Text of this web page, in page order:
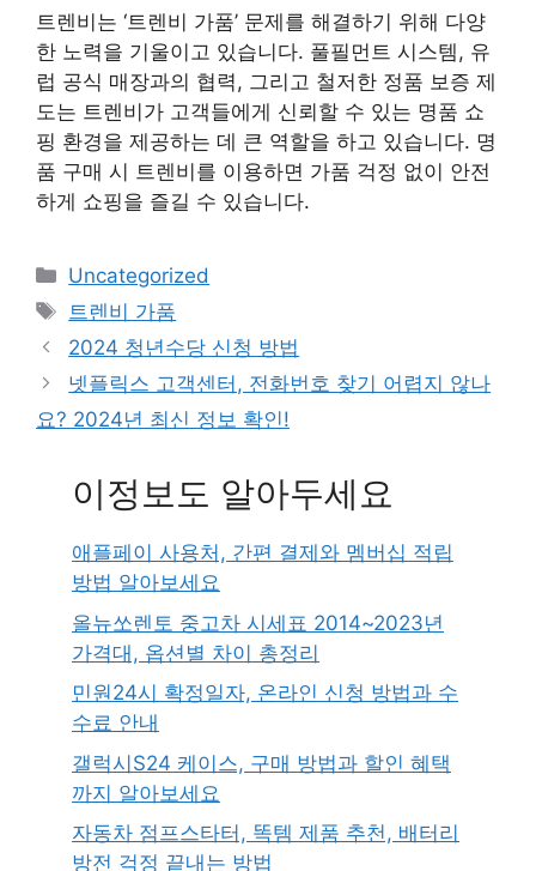
트렌비는 ‘트렌비 가품’ 문제를 해결하기 위해 다양
한 노력을 기울이고 있습니다. 풀필먼트 시스템, 유
럽 공식 매장과의 협력, 그리고 철저한 정품 보증 제
도는 트렌비가 고객들에게 신뢰할 수 있는 명품 쇼
핑 환경을 제공하는 데 큰 역할을 하고 있습니다. 명
품 구매 시 트렌비를 이용하면 가품 걱정 없이 안전
하게 쇼핑을 즐길 수 있습니다.
Categories
Uncategorized
Tags
트렌비 가품
2024 청년수당 신청 방법
넷플릭스 고객센터, 전화번호 찾기 어렵지 않나
요? 2024년 최신 정보 확인!
이정보도 알아두세요
애플페이 사용처, 간편 결제와 멤버십 적립
방법 알아보세요
올뉴쏘렌토 중고차 시세표 2014~2023년
가격대, 옵션별 차이 총정리
민원24시 확정일자, 온라인 신청 방법과 수
수료 안내
갤럭시S24 케이스, 구매 방법과 할인 혜택
까지 알아보세요
자동차 점프스타터, 똑템 제품 추천, 배터리
방전 걱정 끝내는 방법